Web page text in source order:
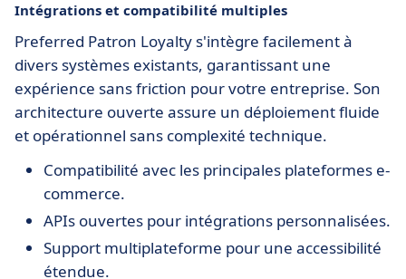
Intégrations et compatibilité multiples
Preferred Patron Loyalty s'intègre facilement à
divers systèmes existants, garantissant une
expérience sans friction pour votre entreprise. Son
architecture ouverte assure un déploiement fluide
et opérationnel sans complexité technique.
Compatibilité avec les principales plateformes e-
commerce.
APIs ouvertes pour intégrations personnalisées.
Support multiplateforme pour une accessibilité
étendue.